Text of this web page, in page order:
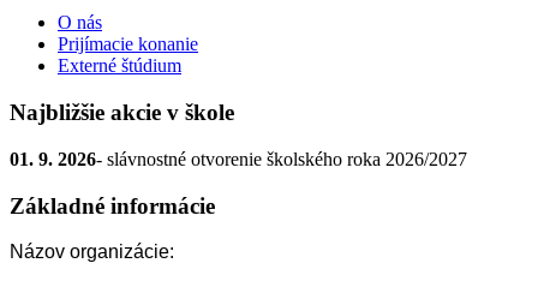
O nás
Prijímacie konanie
Externé štúdium
Najbližšie akcie v škole
01. 9. 2026- slávnostné otvorenie školského roka 2026/2027
Základné informácie
Názov organizácie: